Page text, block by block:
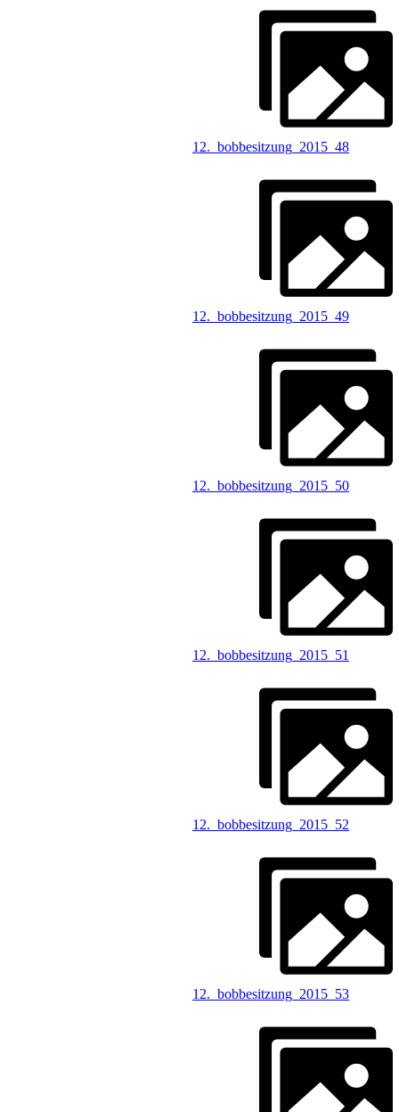
12._bobbesitzung_2015_48
12._bobbesitzung_2015_49
12._bobbesitzung_2015_50
12._bobbesitzung_2015_51
12._bobbesitzung_2015_52
12._bobbesitzung_2015_53